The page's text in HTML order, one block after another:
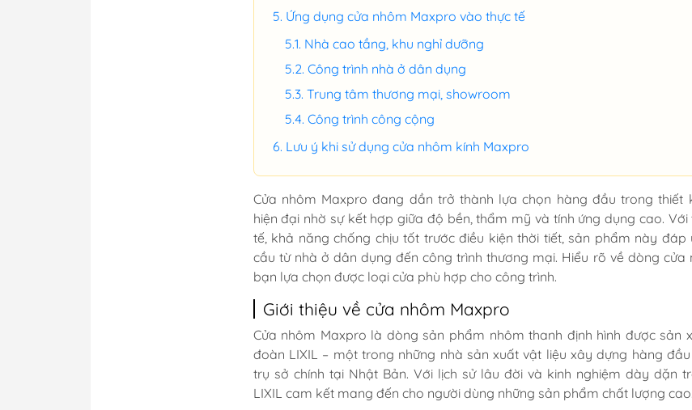
Ứng dụng cửa nhôm Maxpro vào thực tế
Nhà cao tầng, khu nghỉ dưỡng
Công trình nhà ở dân dụng
Trung tâm thương mại, showroom
Công trình công cộng
Lưu ý khi sử dụng cửa nhôm kính Maxpro
Cửa nhôm Maxpro đang dần trở thành lựa chọn hàng đầu trong thiết
hiện đại nhờ sự kết hợp giữa độ bền, thẩm mỹ và tính ứng dụng cao. Với
tế, khả năng chống chịu tốt trước điều kiện thời tiết, sản phẩm này đáp
cầu từ nhà ở dân dụng đến công trình thương mại. Hiểu rõ về dòng cửa
bạn lựa chọn được loại cửa phù hợp cho công trình.
Giới thiệu về cửa nhôm Maxpro
Cửa nhôm Maxpro là dòng sản phẩm nhôm thanh định hình được sản
đoàn LIXIL – một trong những nhà sản xuất vật liệu xây dựng hàng
trụ sở chính tại Nhật Bản. Với lịch sử lâu đời và kinh nghiệm dày dặn
LIXIL cam kết mang đến cho người dùng những sản phẩm chất lượng cao.